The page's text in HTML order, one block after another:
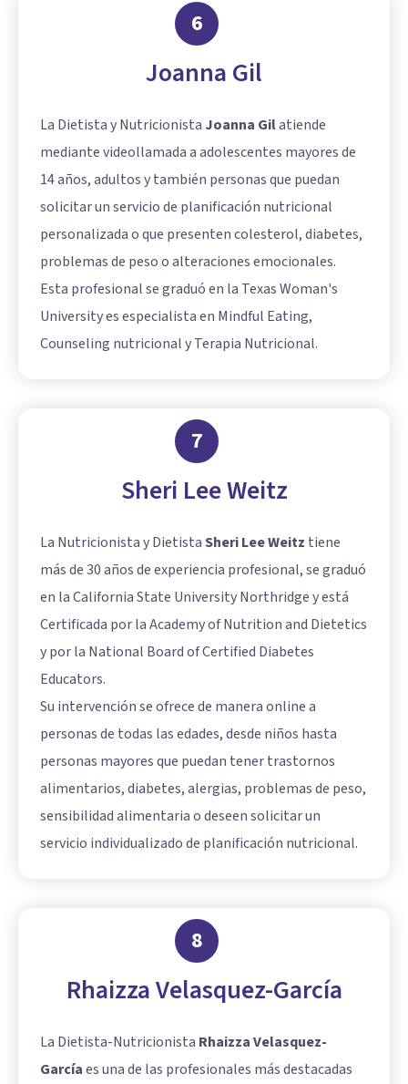
6
Joanna Gil
La Dietista y Nutricionista Joanna Gilatiende
mediante videollamada a adolescentes mayores de
14 años, adultos y también personas que puedan
solicitar un servicio de planificación nutricional
personalizada o que presenten colesterol, diabetes,
problemas de peso o alteraciones emocionales.
Esta profesional se graduó en la Texas Woman's
University es especialista en Mindful Eating,
Counseling nutricional y Terapia Nutricional.
7
Sheri Lee Weitz
La Nutricionista y DietistaSheri Lee Weitz tiene
más de 30 años de experiencia profesional, se graduó
en la California State University Northridge y está
Certificada por la Academy of Nutrition and Dietetics
y por la National Board of Certified Diabetes
Educators.
Su intervención se ofrece de manera online a
personas de todas las edades, desde niños hasta
personas mayores que puedan tener trastornos
alimentarios, diabetes, alergias, problemas de peso,
sensibilidad alimentaria o deseen solicitar un
servicio individualizado de planificación nutricional.
8
Rhaizza Velasquez-García
La Dietista-Nutricionista Rhaizza Velasquez-
Garcíaes una de las profesionales más destacadas